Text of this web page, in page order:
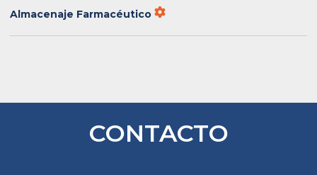
Almacenaje Farmacéutico
CONTACTO